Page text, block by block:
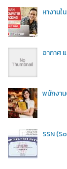
หางานใ
อากาศ
พนักงา
SSN